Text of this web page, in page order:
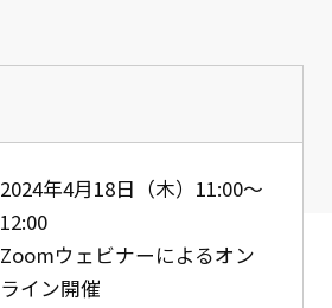
2024年4月18日（木）11:00～
12:00
Zoomウェビナーによるオン
ライン開催